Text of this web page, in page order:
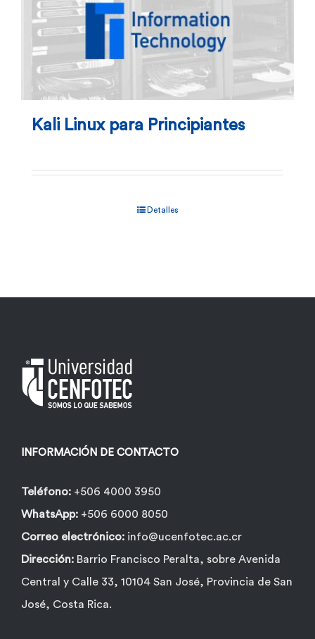
Kali Linux para Principiantes
Detalles
INFORMACIÓN DE CONTACTO
Teléfono: +506 4000 3950
WhatsApp: +506 6000 8050
Correo electrónico: info@ucenfotec.ac.cr
Dirección: Barrio Francisco Peralta, sobre Avenida
Central y Calle 33, 10104 San José, Provincia de San
José, Costa Rica.